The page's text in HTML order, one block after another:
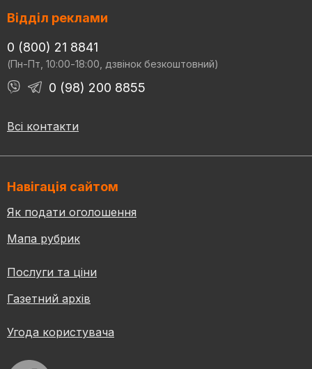
Відділ реклами
0 (800) 21 8841
(Пн-Пт, 10:00-18:00, дзвінок безкоштовний)
0 (98) 200 8855
Всі контакти
Навігація сайтом
Як подати оголошення
Мапа рубрик
Послуги та ціни
Газетний архів
Угода користувача